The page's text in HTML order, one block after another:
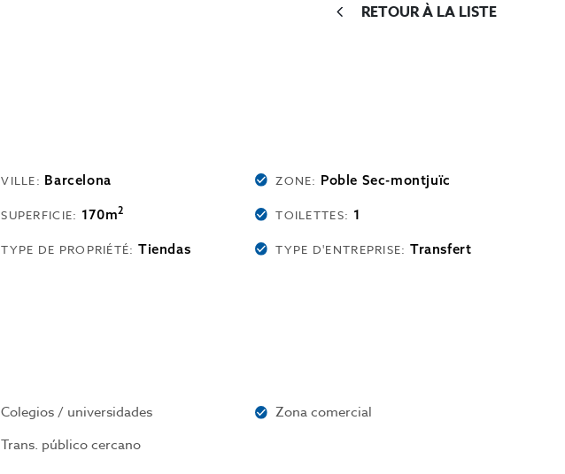
RETOUR À LA LISTE
VILLE: Barcelona ZONE: Poble Sec-montjuïc
SUPERFICIE: 170m2 TOILETTES: 1
TYPE DE PROPRIÉTÉ: Tiendas TYPE D'ENTREPRISE: Transfert
Colegios / universidades
Zona comercial
Trans. público cercano